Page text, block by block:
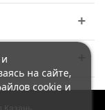
на сайте,
cookie и